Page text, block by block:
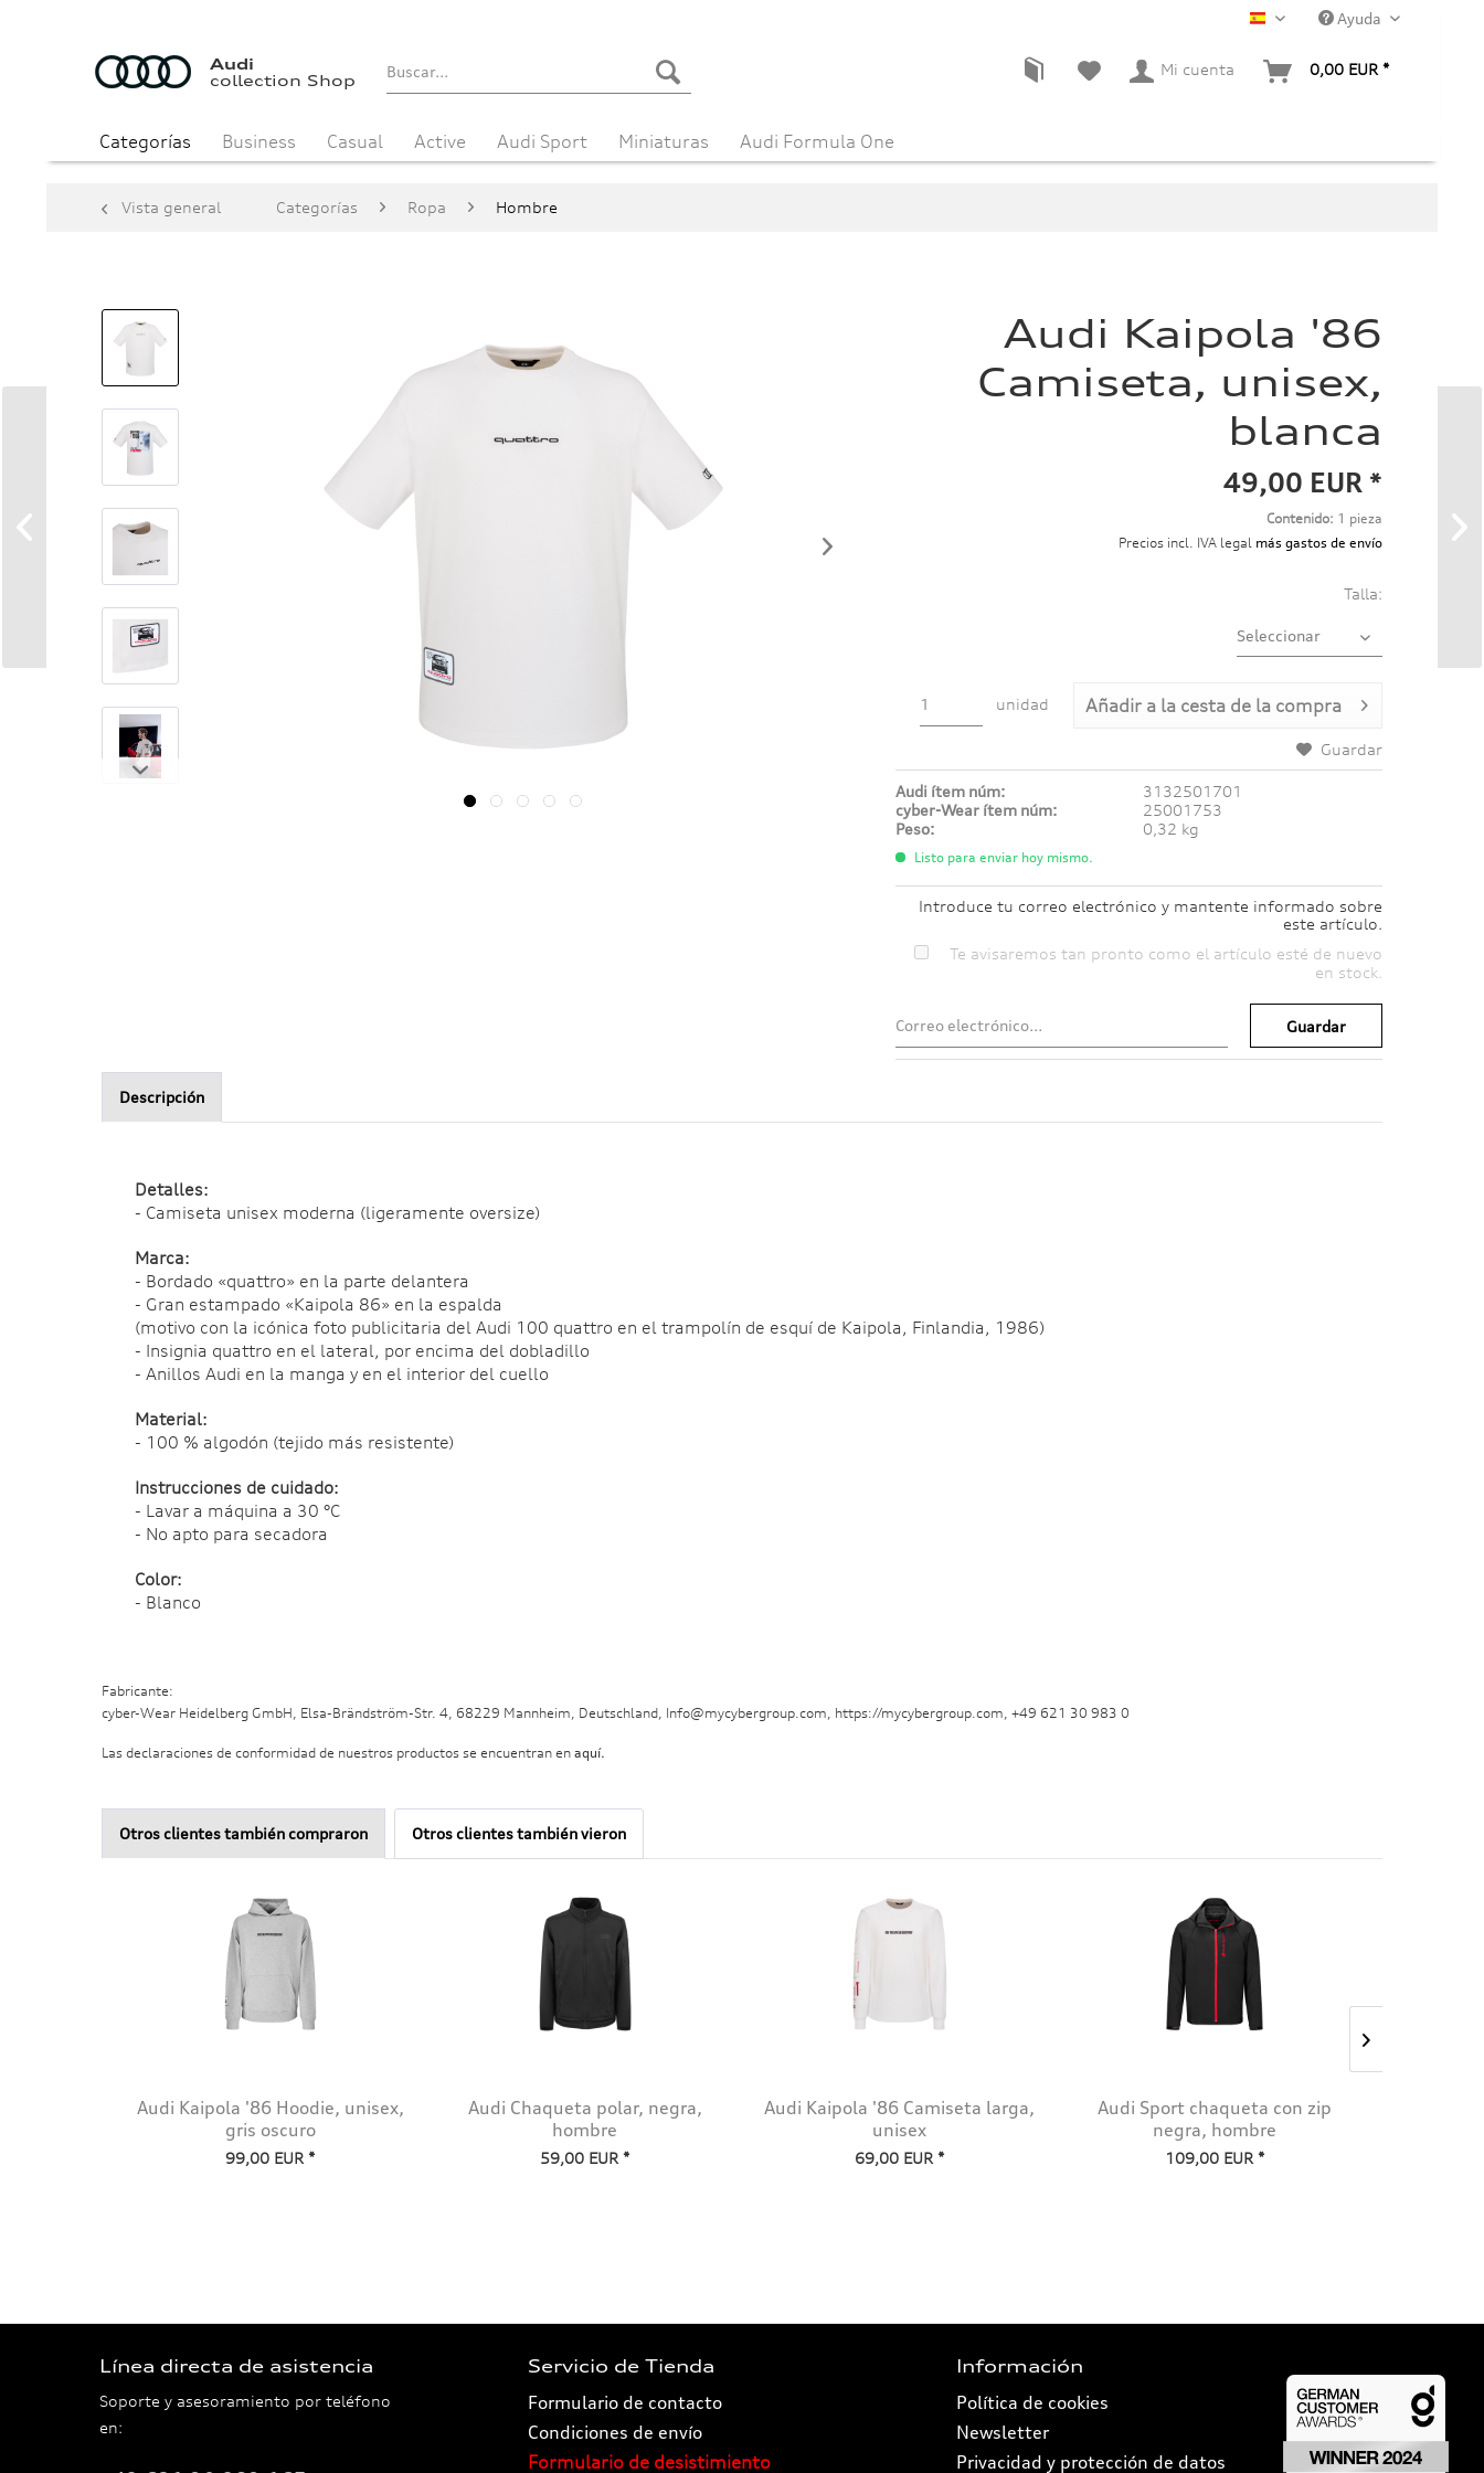
ES Ayuda
Audi
collection Shop
Mi cuenta 0,00 EUR *
Categorías Business Casual Active Audi Sport Miniaturas Audi Formula One
Vista general Categorías Ropa Hombre
Audi Kaipola '86
Camiseta, unisex,
blanca
49,00 EUR *
Contenido: 1 pieza
Precios incl. IVA legal más gastos de envío
Talla:
unidad Añadir a la cesta de la compra
Guardar
Audi ítem núm:
3132501701
cyber-Wear ítem núm:
25001753
Peso:
0,32 kg
Listo para enviar hoy mismo.
Introduce tu correo electrónico y mantente informado sobre
este artículo.
Te avisaremos tan pronto como el artículo esté de nuevo
en stock.
Guardar
Descripción
Detalles:
- Camiseta unisex moderna (ligeramente oversize)
Marca:
- Bordado «quattro» en la parte delantera
- Gran estampado «Kaipola 86» en la espalda
(motivo con la icónica foto publicitaria del Audi 100 quattro en el trampolín de esquí de Kaipola, Finlandia, 1986)
- Insignia quattro en el lateral, por encima del dobladillo
- Anillos Audi en la manga y en el interior del cuello
Material:
- 100 % algodón (tejido más resistente)
Instrucciones de cuidado:
- Lavar a máquina a 30 °C
- No apto para secadora
Color:
- Blanco
Fabricante:
cyber-Wear Heidelberg GmbH, Elsa-Brändström-Str. 4, 68229 Mannheim, Deutschland, Info@mycybergroup.com, https://mycybergroup.com, +49 621 30 983 0
Las declaraciones de conformidad de nuestros productos se encuentran en aquí.
Otros clientes también compraron Otros clientes también vieron
Audi Kaipola '86 Hoodie, unisex,
gris oscuro
99,00 EUR *
Audi Chaqueta polar, negra,
hombre
59,00 EUR *
Audi Kaipola '86 Camiseta larga,
unisex
69,00 EUR *
Audi Sport chaqueta con zip
negra, hombre
109,00 EUR *
Línea directa de asistencia
Soporte y asesoramiento por teléfono
en:
Servicio de Tienda
Formulario de contacto
Condiciones de envío
Formulario de desistimiento
Información
Política de cookies
Newsletter
Privacidad y protección de datos